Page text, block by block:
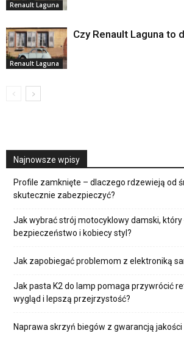
Renault Laguna
Renault Laguna
Czy Renault Laguna to
Najnowsze wpisy
Profile zamknięte – dlaczego rdzewieją od
skutecznie zabezpieczyć?
Jak wybrać strój motocyklowy damski, który
bezpieczeństwo i kobiecy styl?
Jak zapobiegać problemom z elektroniką
Jak pasta K2 do lamp pomaga przywrócić
wygląd i lepszą przejrzystość?
Naprawa skrzyń biegów z gwarancją jakości